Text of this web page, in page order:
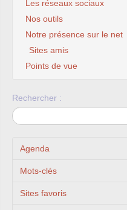
Les réseaux sociaux
Nos outils
Notre présence sur le net
Sites amis
Points de vue
Rechercher :
Agenda
Mots-clés
Sites favoris